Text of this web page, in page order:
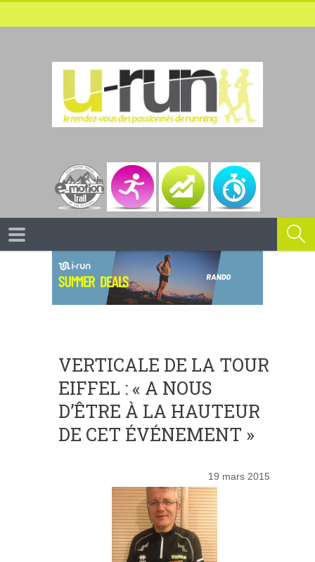
VERTICALE DE LA TOUR
EIFFEL : « A NOUS
D’ÊTRE À LA HAUTEUR
DE CET ÉVÉNEMENT »
19 mars 2015